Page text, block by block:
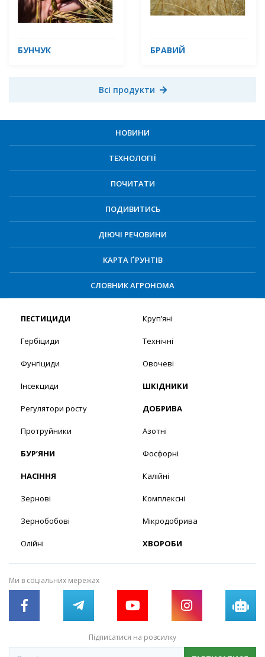
БУНЧУК БРАВИЙ
Всі продукти
НОВИНИ
ТЕХНОЛОГІЇ
ПОЧИТАТИ
ПОДИВИТИСЬ
ДІЮЧІ РЕЧОВИНИ
КАРТА ҐРУНТІВ
СЛОВНИК АГРОНОМА
ПЕСТИЦИДИ
Гербіциди
Фунгіциди
Інсекциди
Регулятори росту
Протруйники
БУР’ЯНИ
НАСІННЯ
Зернові
Зернобобові
Олійні
Круп’яні
Технічні
Овочеві
ШКІДНИКИ
ДОБРИВА
Азотні
Фосфорні
Калійні
Комплексні
Мікродобрива
ХВОРОБИ
Ми в соціальних мережах
Підписатися на розсилку